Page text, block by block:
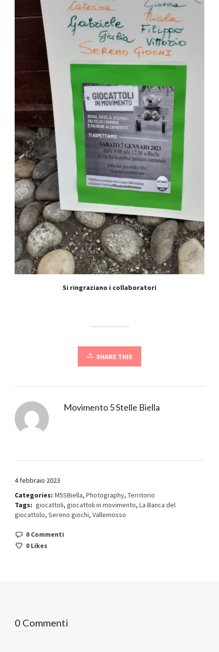
Si ringraziano i collaboratori
SHARE THIS
Movimento 5 Stelle Biella
4 febbraio 2023
Categories: M5SBiella, Photography, Territorio
Tags: giocattoli, giocattoli in movimento, La Banca del
giocattolo, Sereno giochi, Vallemosso
0 Commenti
0 Likes
0 Commenti